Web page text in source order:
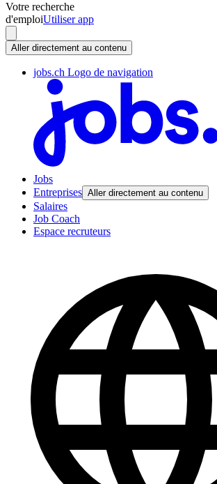
Votre recherche
d'emploiUtiliser app
Aller directement au contenu
jobs.ch Logo de navigation
Jobs
Entreprises Aller directement au contenu
Salaires
Job Coach
Espace recruteurs